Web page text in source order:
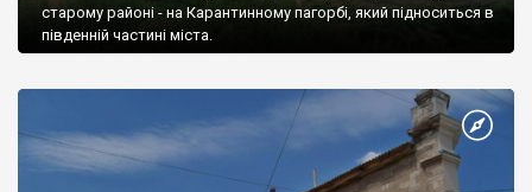
старому районі - на Карантинному пагорбі, який підноситься в
південній частині міста.